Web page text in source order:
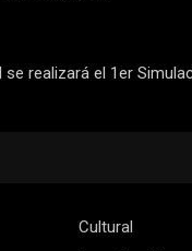
se realizará el 1er
Cultural